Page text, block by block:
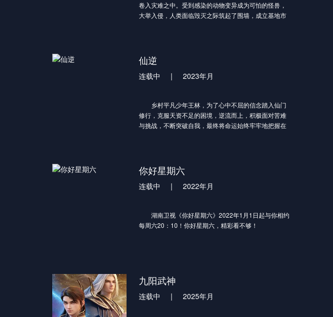
卷入灾难之中。受到感染的动物变异成为可怕的怪兽，
大举入侵，人类面临毁灭之际筑起了围墙，成立基地市
质相比以前有了质的飞越。而这其中的佼佼者，被称
为“武者”。 18岁的罗峰也梦想着成为其中的一员。此时
的他即将高考，正面临着人生十字路口的抉择，却不料
名武者挺身而出，保卫了基地市的安全。罗峰被武者的
强大所感染，暗自立下成为武者以保护所爱之人的决
心。这是一切的开始，罗峰武者之路的起点，也拉开了
多帮助，只能依靠自己的努力。最终，在不断的艰苦磨
价值的认可。不仅如此，罗峰不仅扛起了供养家庭的重
末日绝境之下，罗峰与其他武者们能否击退怪兽、成功
守护人类世界？
仙逆
连载中 | 2023年月
乡村平凡少年王林，为了心中不屈的信念踏入仙门
修行，克服天资不足的困境，逆流而上，积极面对苦难
与挑战，不断突破自我，最终将命运始终牢牢地把握在
你好星期六
连载中 | 2022年月
湖南卫视《你好星期六》2022年1月1日起与你相约
每周六20：10！你好星期六，精彩看不够！
九阳武神
连载中 | 2025年月